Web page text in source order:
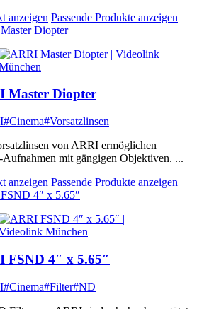
anzeigen Passende Produkte anzeigen
Diopter
Master Diopter
#Cinema#Vorsatzlinsen
von ARRI ermöglichen
mit gängigen Objektiven. ...
anzeigen Passende Produkte anzeigen
4″ x 5.65″
FSND 4″ x 5.65″
#Cinema#Filter#ND